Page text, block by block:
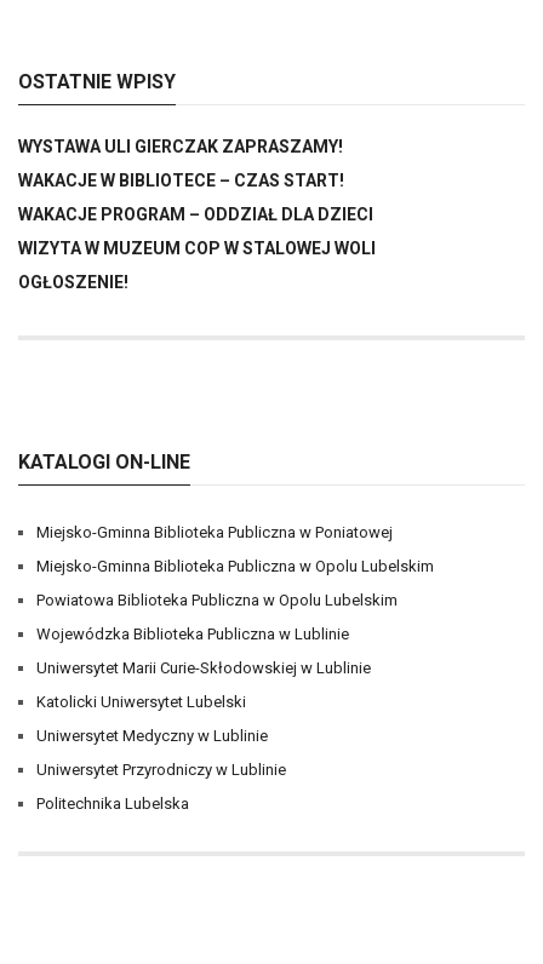
OSTATNIE WPISY
WYSTAWA ULI GIERCZAK ZAPRASZAMY!
WAKACJE W BIBLIOTECE – CZAS START!
WAKACJE PROGRAM – ODDZIAŁ DLA DZIECI
WIZYTA W MUZEUM COP W STALOWEJ WOLI
OGŁOSZENIE!
KATALOGI ON-LINE
Miejsko-Gminna Biblioteka Publiczna w Poniatowej
Miejsko-Gminna Biblioteka Publiczna w Opolu Lubelskim
Powiatowa Biblioteka Publiczna w Opolu Lubelskim
Wojewódzka Biblioteka Publiczna w Lublinie
Uniwersytet Marii Curie-Skłodowskiej w Lublinie
Katolicki Uniwersytet Lubelski
Uniwersytet Medyczny w Lublinie
Uniwersytet Przyrodniczy w Lublinie
Politechnika Lubelska